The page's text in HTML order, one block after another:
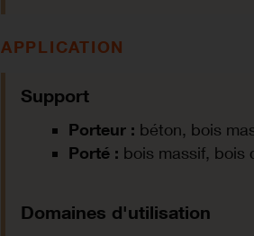
APPLICATION
Support
Porteur : béton, bois
Porté : bois massif, bois
Domaines d'utilisation